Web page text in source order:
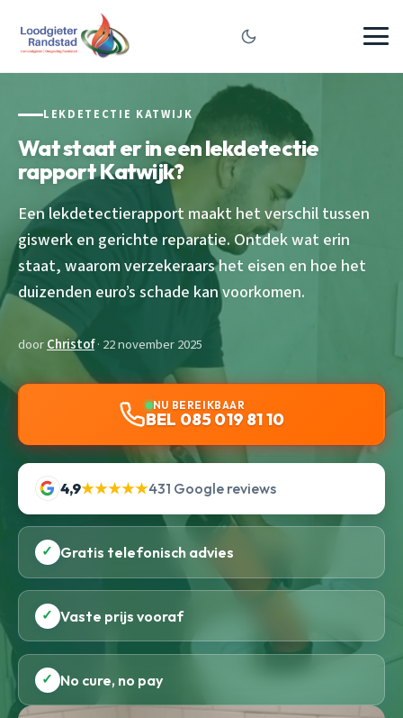
LEKDETECTIE KATWIJK
Wat staat er in een lekdetectie
rapport Katwijk?
Een lekdetectierapport maakt het verschil tussen
giswerk en gerichte reparatie. Ontdek wat erin
staat, waarom verzekeraars het eisen en hoe het
duizenden euro’s schade kan voorkomen.
doorChristof· 22 november 2025
NU BEREIKBAAR
BEL 085 019 81 10
4,9★★★★★431 Google reviews
✓ Gratis telefonisch advies
✓ Vaste prijs vooraf
✓ No cure, no pay